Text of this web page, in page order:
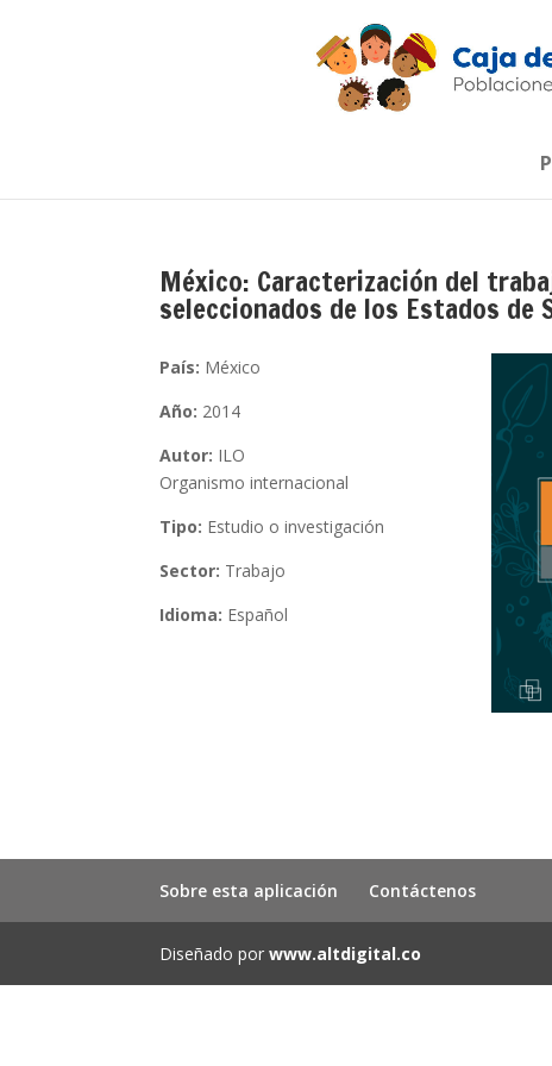
México: Caracterización del
seleccionados de los Estados de
País: México
Año: 2014
Autor: ILO
Organismo internacional
Tipo: Estudio o investigación
Sector: Trabajo
Idioma: Español
Sobre esta aplicación Contáctenos
Diseñado porwww.altdigital.co